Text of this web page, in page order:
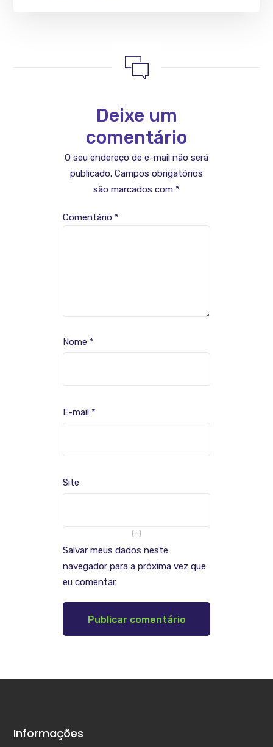
Deixe um
comentário
O seu endereço de e-mail não será
publicado. Campos obrigatórios
são marcados com *
Comentário *
Nome *
E-mail *
Site
Salvar meus dados neste
navegador para a próxima vez que
eu comentar.
Informações